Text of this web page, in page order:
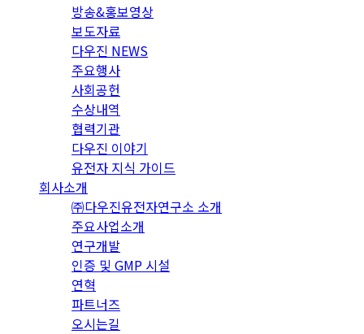
방송&홍보영상
보도자료
다우진 NEWS
주요행사
사회공헌
수상내역
협력기관
다우진 이야기
유전자 지식 가이드
회사소개
㈜다우진유전자연구소 소개
주요사업소개
연구개발
인증 및 GMP 시설
연혁
파트너즈
오시는길